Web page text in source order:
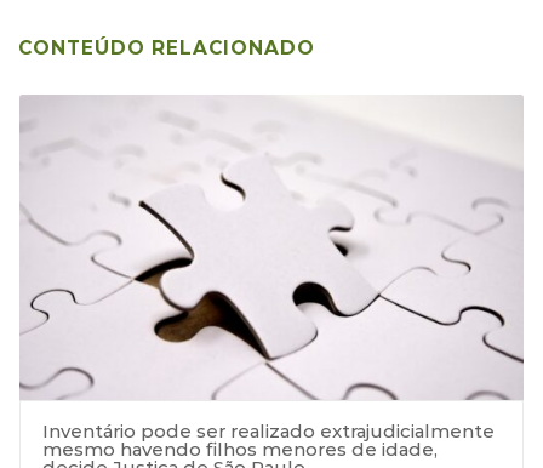
CONTEÚDO RELACIONADO
Inventário pode ser realizado extrajudicialmente
mesmo havendo filhos menores de idade,